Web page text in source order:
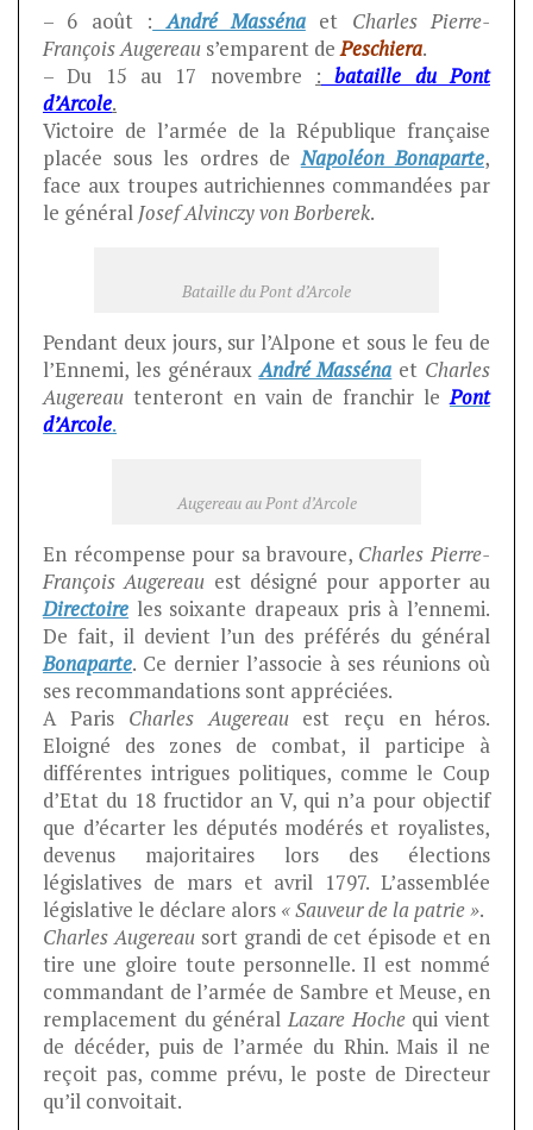
– 6 août : André Massénaet Charles Pierre-
François Augereau s’emparent dePeschiera.
– Du 15 au 17 novembre : bataille du Pont
d’Arcole.
Victoire de l’armée de la République française
placée sous les ordres deNapoléon Bonaparte,
face aux troupes autrichiennes commandées par
le général Josef Alvinczy von Borberek.
Bataille du Pont d’Arcole
Pendant deux jours, sur l’Alpone et sous le feu de
l’Ennemi, les générauxAndré Masséna et Charles
Augereau tenteront en vain de franchir lePont
d’Arcole.
Augereau au Pont d’Arcole
En récompense pour sa bravoure, Charles Pierre-
François Augereau est désigné pour apporter au
Directoire les soixante drapeaux pris à l’ennemi.
De fait, il devient l’un des préférés du général
Bonaparte. Ce dernier l’associe à ses réunions où
ses recommandations sont appréciées.
A Paris Charles Augereauest reçu en héros.
Eloigné des zones de combat, il participe à
différentes intrigues politiques, comme le Coup
d’Etat du 18 fructidor an V, qui n’a pour objectif
que d’écarter les députés modérés et royalistes,
devenus majoritaires lors des élections
législatives de mars et avril 1797. L’assemblée
législative le déclare alors « Sauveur de la patrie ».
Charles Augereausort grandi de cet épisode et en
tire une gloire toute personnelle. Il est nommé
commandant de l’armée de Sambre et Meuse, en
remplacement du généralLazare Hochequi vient
de décéder, puis de l’armée du Rhin. Mais il ne
reçoit pas, comme prévu, le poste de Directeur
qu’il convoitait.